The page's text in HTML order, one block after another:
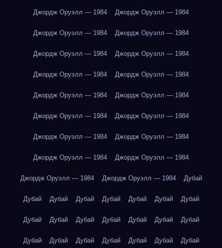
Джордж Оруэлл — 1984 Джордж Оруэлл — 1984
Джордж Оруэлл — 1984 Джордж Оруэлл — 1984
Джордж Оруэлл — 1984 Джордж Оруэлл — 1984
Джордж Оруэлл — 1984 Джордж Оруэлл — 1984
Джордж Оруэлл — 1984 Джордж Оруэлл — 1984
Джордж Оруэлл — 1984 Джордж Оруэлл — 1984
Джордж Оруэлл — 1984 Джордж Оруэлл — 1984
Джордж Оруэлл — 1984 Джордж Оруэлл — 1984
Джордж Оруэлл — 1984 Джордж Оруэлл — 1984 Дубай
Дубай Дубай Дубай Дубай Дубай Дубай Дубай
Дубай Дубай Дубай Дубай Дубай Дубай Дубай
Дубай Дубай Дубай Дубай Дубай Дубай Дубай